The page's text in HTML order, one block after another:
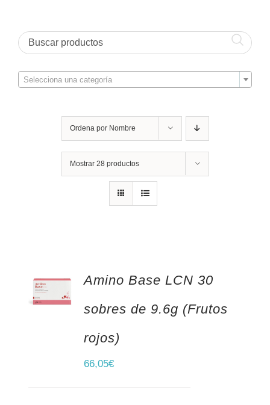
Selecciona una categoría
Ordena por Nombre
Mostrar 28 productos
Amino Base LCN 30
sobres de 9.6g (Frutos
rojos)
66,05€